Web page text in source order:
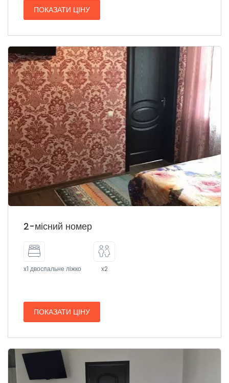
ПОКАЗАТИ ЦІНУ
2-місний номер
x1 двоспальне ліжко x2
ПОКАЗАТИ ЦІНУ